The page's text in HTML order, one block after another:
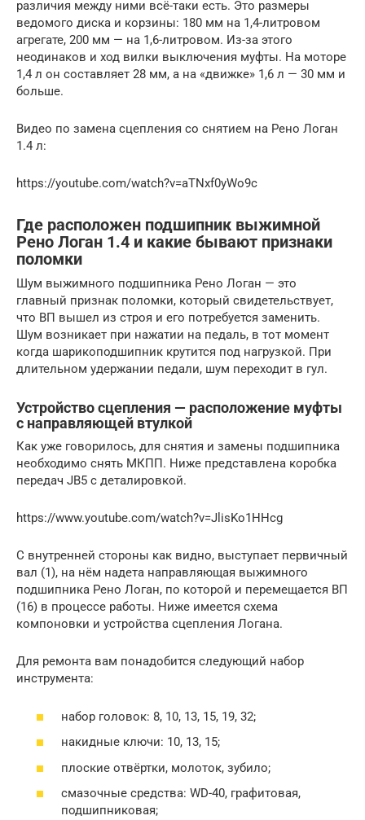
различия между ними всё-таки есть. Это размеры
ведомого диска и корзины: 180 мм на 1,4-литровом
агрегате, 200 мм — на 1,6-литровом. Из-за этого
неодинаков и ход вилки выключения муфты. На моторе
1,4 л он составляет 28 мм, а на «движке» 1,6 л — 30 мм и
больше.
Видео по замена сцепления со снятием на Рено Логан
1.4 л:
https://youtube.com/watch?v=aTNxf0yWo9c
Где расположен подшипник выжимной
Рено Логан 1.4 и какие бывают признаки
поломки
Шум выжимного подшипника Рено Логан — это
главный признак поломки, который свидетельствует,
что ВП вышел из строя и его потребуется заменить.
Шум возникает при нажатии на педаль, в тот момент
когда шарикоподшипник крутится под нагрузкой. При
длительном удержании педали, шум переходит в гул.
Устройство сцепления — расположение муфты
с направляющей втулкой
Как уже говорилось, для снятия и замены подшипника
необходимо снять МКПП. Ниже представлена коробка
передач JB5 с деталировкой.
https://www.youtube.com/watch?v=JlisKo1HHcg
С внутренней стороны как видно, выступает первичный
вал (1), на нём надета направляющая выжимного
подшипника Рено Логан, по которой и перемещается ВП
(16) в процессе работы. Ниже имеется схема
компоновки и устройства сцепления Логана.
Для ремонта вам понадобится следующий набор
инструмента:
набор головок: 8, 10, 13, 15, 19, 32;
накидные ключи: 10, 13, 15;
плоские отвёртки, молоток, зубило;
смазочные средства: WD-40, графитовая,
подшипниковая;